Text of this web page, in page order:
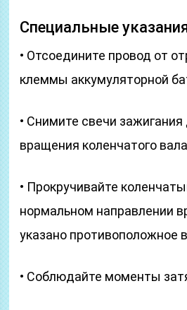
Специальные
• Отсоедините провод от
клеммы аккумуляторной
• Снимите свечи зажигания
вращения коленчатого
• Прокручивайте
нормальном направлении
указано противоположное
• Соблюдайте моменты